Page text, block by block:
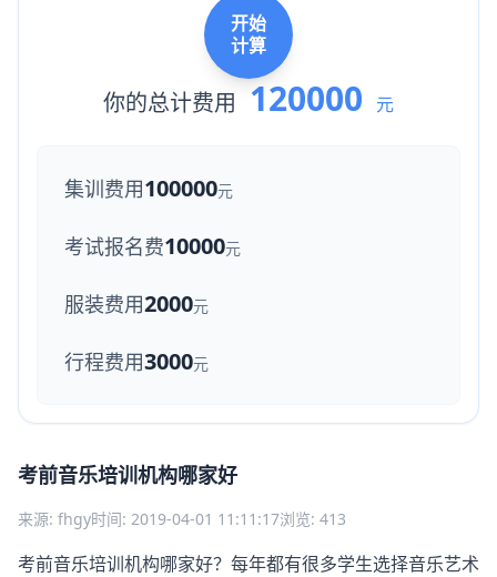
开始
计算
你的总计费用 120000 元
集训费用100000元
考试报名费10000元
服装费用2000元
行程费用3000元
考前音乐培训机构哪家好
来源: fhgy时间: 2019-04-01 11:11:17浏览: 413
考前音乐培训机构哪家好？每年都有很多学生选择音乐艺术